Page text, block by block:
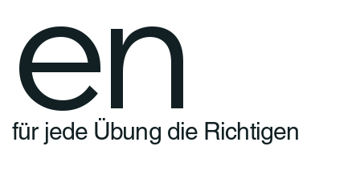
en
für jede Übung die Richtigen